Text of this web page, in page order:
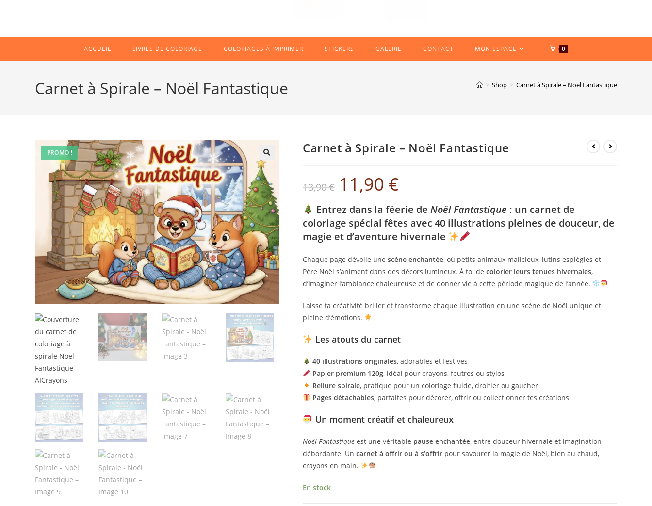
ACCUEIL LIVRES DE COLORIAGE COLORIAGES À IMPRIMER STICKERS GALERIE CONTACT MON ESPACE 0
Carnet à Spirale – Noël Fantastique > Shop > Carnet à Spirale – Noël Fantastique
PROMO ! Carnet à Spirale – Noël Fantastique
13,90€ 11,90 €
Entrez dans la féerie de Noël Fantastique : un carnet de
coloriage spécial fêtes avec 40 illustrations pleines de douceur, de
magie et d’aventure hivernale
Chaque page dévoile une scène enchantée, où petits animaux malicieux, lutins espiègles et
Père Noël s’animent dans des décors lumineux. À toi de colorier leurs tenues hivernales,
d’imaginer l’ambiance chaleureuse et de donner vie à cette période magique de l’année.
Laisse ta créativité briller et transforme chaque illustration en une scène de Noël unique et
pleine d’émotions.
Les atouts du carnet
40 illustrations originales, adorables et festives
Papier premium 120g, idéal pour crayons, feutres ou stylos
Reliure spirale, pratique pour un coloriage fluide, droitier ou gaucher
Pages détachables, parfaites pour décorer, offrir ou collectionner tes créations
Un moment créatif et chaleureux
Noël Fantastique est une véritable pause enchantée, entre douceur hivernale et imagination
débordante. Un carnet à offrir ou à s’offrir pour savourer la magie de Noël, bien au chaud,
crayons en main.
En stock